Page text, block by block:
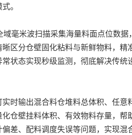
。
毫米波扫描采集海量料面点位数据
区分仓壁固化粘料与新鲜物料，精
状态实现秒级监测，彻底解决传统
时输出混合料仓堆料总体积、任意
仓壁挂料体积、有效物料存量，帮
差、配料调度失误等问题，实现混